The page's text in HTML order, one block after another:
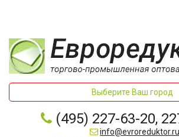
Выберите Ваш город
(495) 227-63-20,
info@evroreduktor.ru